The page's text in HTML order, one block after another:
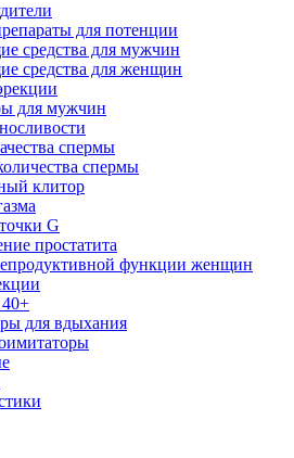
для потенции
средства для мужчин
средства для женщин
для мужчин
спермы
спермы
клитор
G
простатита
функции женщин
для вдыхания